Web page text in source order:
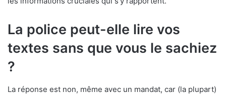
La police peut-elle lire vos
textes sans que vous le sachiez
?
La réponse est non, même avec un mandat, car (la plupart)